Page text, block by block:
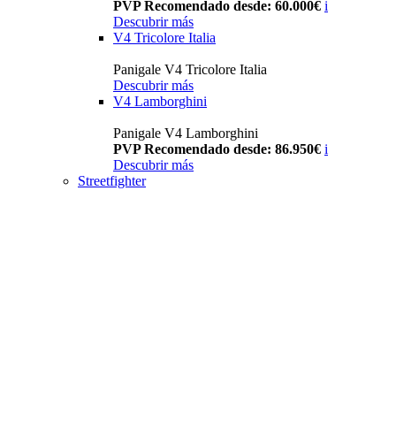
PVP Recomendado desde: 60.000€ i
Descubrir más
V4 Tricolore Italia
Panigale V4 Tricolore Italia
Descubrir más
V4 Lamborghini
Panigale V4 Lamborghini
PVP Recomendado desde: 86.950€ i
Descubrir más
Streetfighter